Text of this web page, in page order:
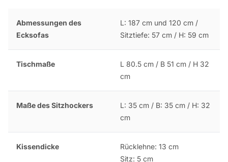
Abmessungen des
Ecksofas
L: 187 cm und 120 cm /
Sitztiefe: 57 cm / H: 59 cm
Tischmaße
L 80.5 cm / B 51 cm / H 32
cm
Maße des Sitzhockers
L: 35 cm / B: 35 cm / H: 32
cm
Kissendicke
Rücklehne: 13 cm
Sitz: 5 cm